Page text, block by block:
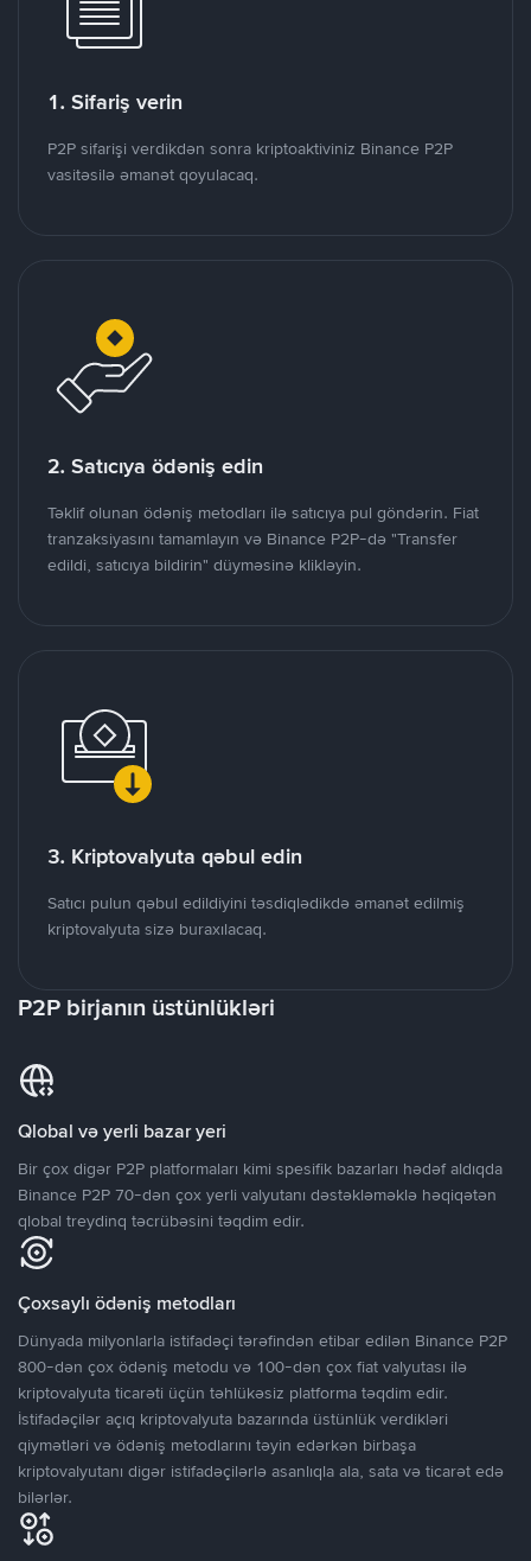
1. Sifariş verin
P2P sifarişi verdikdən sonra kriptoaktiviniz Binance P2P
vasitəsilə əmanət qoyulacaq.
2. Satıcıya ödəniş edin
Təklif olunan ödəniş metodları ilə satıcıya pul göndərin. Fiat
tranzaksiyasını tamamlayın və Binance P2P-də "Transfer
edildi, satıcıya bildirin" düyməsinə klikləyin.
3. Kriptovalyuta qəbul edin
Satıcı pulun qəbul edildiyini təsdiqlədikdə əmanət edilmiş
kriptovalyuta sizə buraxılacaq.
P2P birjanın üstünlükləri
Qlobal və yerli bazar yeri
Bir çox digər P2P platformaları kimi spesifik bazarları hədəf aldıqda
Binance P2P 70-dən çox yerli valyutanı dəstəkləməklə həqiqətən
qlobal treydinq təcrübəsini təqdim edir.
Çoxsaylı ödəniş metodları
Dünyada milyonlarla istifadəçi tərəfindən etibar edilən Binance P2P
800-dən çox ödəniş metodu və 100-dən çox fiat valyutası ilə
kriptovalyuta ticarəti üçün təhlükəsiz platforma təqdim edir.
İstifadəçilər açıq kriptovalyuta bazarında üstünlük verdikləri
qiymətləri və ödəniş metodlarını təyin edərkən birbaşa
kriptovalyutanı digər istifadəçilərlə asanlıqla ala, sata və ticarət edə
bilərlər.